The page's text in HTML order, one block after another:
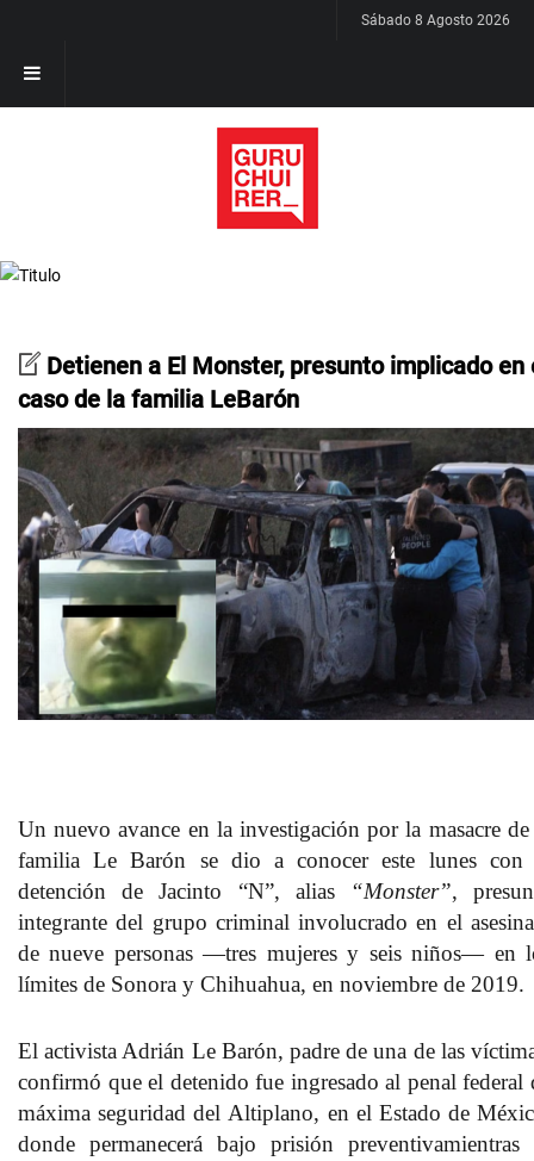
Sábado 8 Agosto 2026
Detienen a El Monster, presunto implicado en
caso de la familia LeBarón
Un nuevo avance en la investigación por la masacre
familia Le Barón se dio a conocer este lunes con
detención deJacinto “N”, alias “Monster”,
integrante del grupo criminal involucrado en el
de nueve personas —tres mujeres y seis niños— en
límites de Sonora y Chihuahua, en noviembre de 2019.
El activista Adrián Le Barón, padre de una de las
confirmó que el detenido fue ingresado al penal federal
máxima seguridad delAltiplano, en el Estado de
donde permanecerá bajo prisión preventivamientras